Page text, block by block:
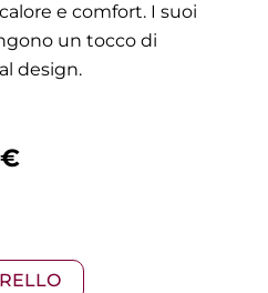
e comfort. I suoi
un tocco di
design.
€Il
è: